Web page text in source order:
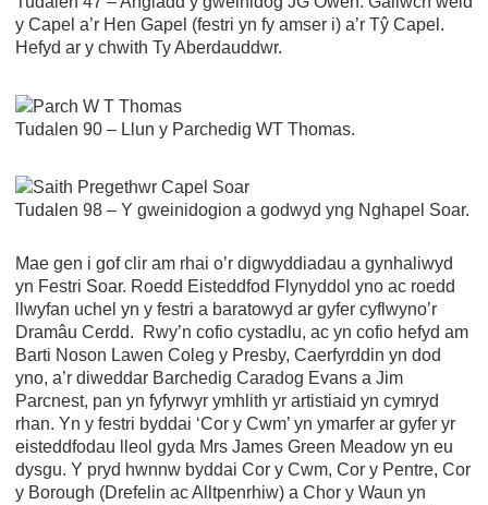
y Capel a’r Hen Gapel (festri yn fy amser i) a’r Tŷ Capel.
Hefyd ar y chwith Ty Aberdauddwr.
Tudalen 90 – Llun y Parchedig WT Thomas.
Tudalen 98 – Y gweinidogion a godwyd yng Nghapel Soar.
Mae gen i gof clir am rhai o’r digwyddiadau a gynhaliwyd
yn Festri Soar. Roedd Eisteddfod Flynyddol yno ac roedd
llwyfan uchel yn y festri a baratowyd ar gyfer cyflwyno’r
Dramâu Cerdd. Rwy’n cofio cystadlu, ac yn cofio hefyd am
Barti Noson Lawen Coleg y Presby, Caerfyrddin yn dod
yno, a’r diweddar Barchedig Caradog Evans a Jim
Parcnest, pan yn fyfyrwyr ymhlith yr artistiaid yn cymryd
rhan. Yn y festri byddai ‘Cor y Cwm’ yn ymarfer ar gyfer yr
eisteddfodau lleol gyda Mrs James Green Meadow yn eu
dysgu. Y pryd hwnnw byddai Cor y Cwm, Cor y Pentre, Cor
y Borough (Drefelin ac Alltpenrhiw) a Chor y Waun yn